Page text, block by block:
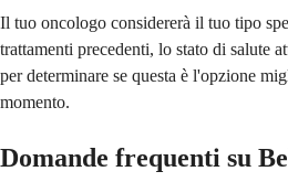
Il tuo oncologo considererà il tuo tipo
trattamenti precedenti, lo stato di salute
per determinare se questa è l'opzione
momento.
Domande frequenti su